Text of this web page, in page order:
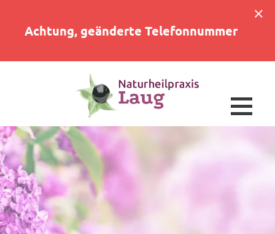
Achtung, geänderte Telefonnummer